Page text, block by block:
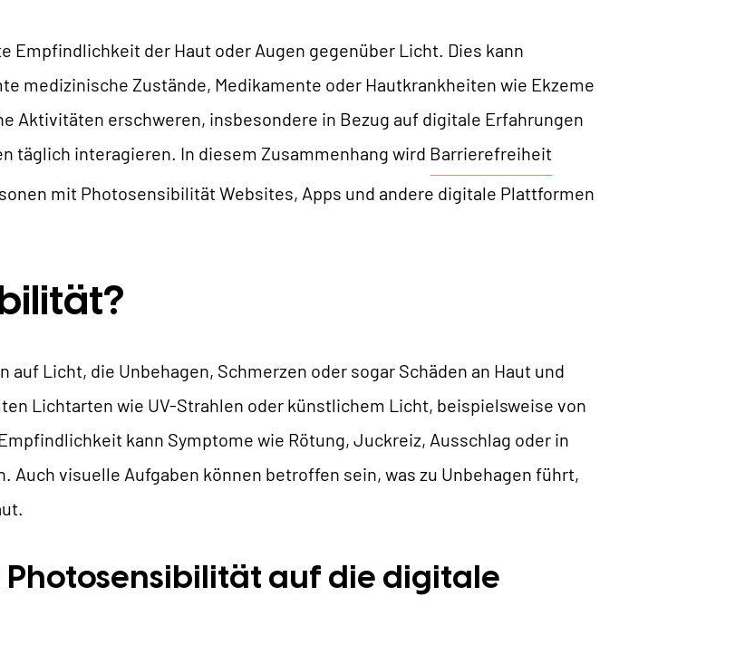
Entwicklung
Barrierefreiheit
PREISE
NITSAN
ANFRAGE GLOSSAR
der Haut oder Augen gegenüber Licht. Dies kann
medizinische Zustände, Medikamente oder Hautkrankheiten wie Ekzeme
Aktivitäten erschweren, insbesondere in Bezug auf digitale Erfahrungen
täglich interagieren. In diesem Zusammenhang wird Barrierefreiheit
mit Photosensibilität Websites, Apps und andere digitale Plattformen
Licht, die Unbehagen, Schmerzen oder sogar Schäden an Haut und
Lichtarten wie UV-Strahlen oder künstlichem Licht, beispielsweise von
kann Symptome wie Rötung, Juckreiz, Ausschlag oder in
Auch visuelle Aufgaben können betroffen sein, was zu Unbehagen führt,
auf die digitale